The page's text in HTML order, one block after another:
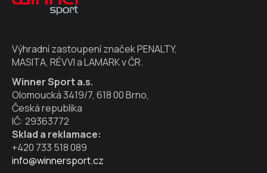
Výhradní zastoupení značek PENALTY,
MASITA, RÉVVI a LAMARK v ČR.
Winner Sport a.s.
Olomoucká 3419/7, 618 00 Brno,
Česká republika
IČ: 29363772
Sklad a reklamace:
+420 733 518 089
info@winnersport.cz